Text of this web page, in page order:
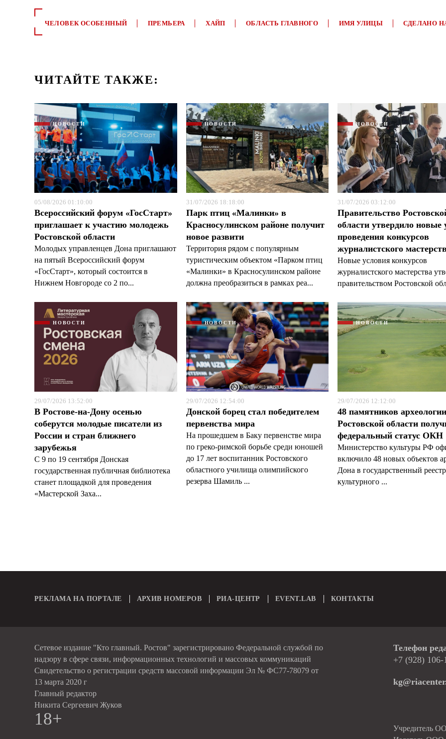
ЧЕЛОВЕК ОСОБЕННЫЙ ПРЕМЬЕРА ХАЙП ОБЛАСТЬ ГЛАВНОГО ИМЯ УЛИЦЫ СДЕЛАНО
ЧИТАЙТЕ ТАКЖЕ:
НОВОСТИ
05/08/2026 01:10:00
Всероссийский форум «ГосСтарт»
приглашает к участию молодежь
Ростовской области
Молодых управленцев Дона приглашают
на пятый Всероссийский форум
«ГосСтарт», который состоится в
Нижнем Новгороде со 2 по...
НОВОСТИ
31/07/2026 18:18:00
Парк птиц «Малинки» в
Красносулинском районе получит
новое развити
Территория рядом с популярным
туристическим объектом «Парком птиц
«Малинки» в Красносулинском районе
должна преобразиться в рамках реа...
НОВОСТИ
31/07/2026 03:12:00
Правительство
области утвердило новые
проведения конкурсов
журналистского
Новые условия конкурсов
журналистского мастерства
правительством Ростовской
НОВОСТИ
29/07/2026 13:52:00
В Ростове-на-Дону осенью
соберутся молодые писатели из
России и стран ближнего
зарубежья
С 9 по 19 сентября Донская
государственная публичная библиотека
станет площадкой для проведения
«Мастерской Заха...
НОВОСТИ
29/07/2026 12:54:00
Донской борец стал победителем
первенства мира
На прошедшем в Баку первенстве мира
по греко-римской борьбе среди юношей
до 17 лет воспитанник Ростовского
областного училища олимпийского
резерва Шамиль ...
НОВОСТИ
29/07/2026 12:12:00
48 памятников археологии
Ростовской области
федеральный статус ОКН
Министерство культуры РФ
включило 48 новых объектов
Дона в государственный
культурного ...
Я согласен сполитикой конфиденциальности и защиты
РЕКЛАМА НА ПОРТАЛЕ АРХИВ НОМЕРОВ РИА-ЦЕНТР EVENT.LAB КОНТАКТЫ
Сетевое издание "Кто главный. Ростов" зарегистрировано Федеральной службой по
надзору в сфере связи, информационных технологий и массовых коммуникаций
Свидетельство о регистрации средств массовой информации Эл № ФС77-78079 от
13 марта 2020 г
Главный редактор
Никита Сергеевич Жуков
18+
Телефон
+7 (928) 106-
Учредитель
Я согласен сполитикой конфиденциальности и защиты